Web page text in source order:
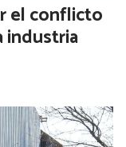
el conflicto
industria